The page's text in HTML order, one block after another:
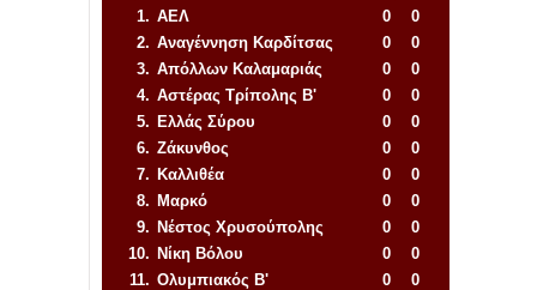
1. ΑΕΛ 0
0
2. Αναγέννηση Καρδίτσας 0
0
3. Απόλλων Καλαμαριάς 0
0
4. Αστέρας Τρίπολης Β' 0
0
5. Ελλάς Σύρου 0
0
6. Ζάκυνθος 0
0
7. Καλλιθέα 0
0
8. Μαρκό 0
0
9. Νέστος Χρυσούπολης 0
0
10. Νίκη Βόλου 0
0
11. Ολυμπιακός Β' 0
0